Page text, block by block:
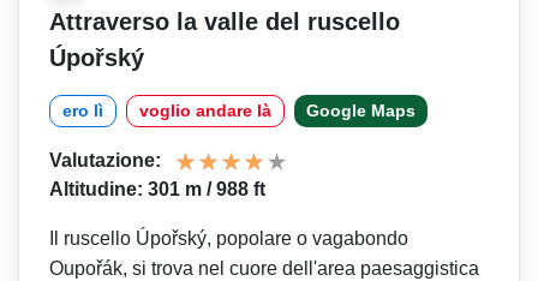
Attraverso la valle del ruscello
Úpořský
ero lì voglio andare là Google Maps
Valutazione:
Altitudine: 301 m / 988 ft
Il ruscello Úpořský, popolare o vagabondo
Oupořák, si trova nel cuore dell'area paesaggistica